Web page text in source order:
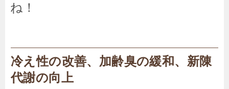
ね！
冷え性の改善、加齢臭の緩和、新陳
代謝の向上